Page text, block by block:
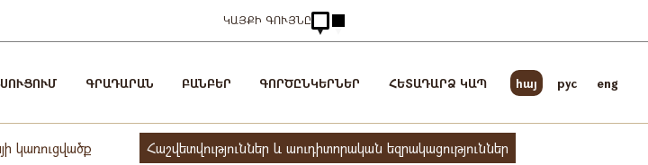
ԿԱՅՔԻ ԳՈՒՅՆԸ
ԳՐԱԴԱՐԱՆ ԲԱՆԲԵՐ ԳՈՐԾԸՆԿԵՐՆԵՐ ՀԵՏԱԴԱՐՁ ԿԱՊ հայ pyc eng
կառուցվածք Հաշվետվություններ և աուդիտորական եզրակացություններ